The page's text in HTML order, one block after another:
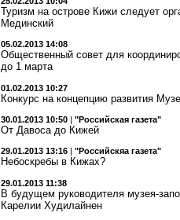
Туризм на острове Кижи следует
Мединский
05.02.2013 14:08
Общественный совет для
до 1 марта
01.02.2013 10:27
Конкурс на концепцию развития
30.01.2013 10:50 | "Российская газета"
От Давоса до Кижей
29.01.2013 13:16 "Российскяа газета"
Небоскребы в Кижах?
29.01.2013 11:38
В будущем руководителя музея-
Карелии Худилайнен